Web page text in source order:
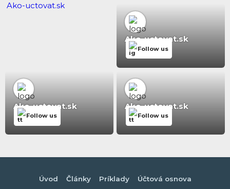
Ako-uctovat.sk
Ako-uctovat.sk
Follow us
Ako-uctovat.sk
Follow us
Ako-uctovat.sk
Follow us
Úvod Články Príklady
Účtová osnova